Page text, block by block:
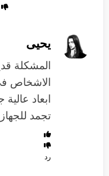
يحيى
المشكلة
الاشخاص
تجمد
رد